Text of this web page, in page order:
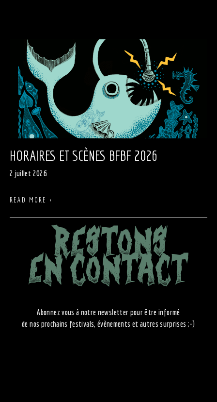
HORAIRES ET SCÈNES BFBF 2026
2 juillet 2026
READ MORE ›
RESTONS
EN CONTACT
Abonnez vous à notre newsletter pour être informé
de nos prochains festivals, évènements et autres surprises ;-)